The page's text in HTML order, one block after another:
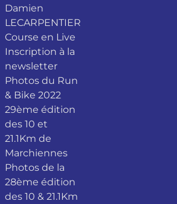
Damien
LECARPENTIER
Course en Live
Inscription à la
newsletter
Photos du Run
& Bike 2022
29ème édition
des 10 et
21.1Km de
Marchiennes
Photos de la
28ème édition
des 10 & 21.1Km